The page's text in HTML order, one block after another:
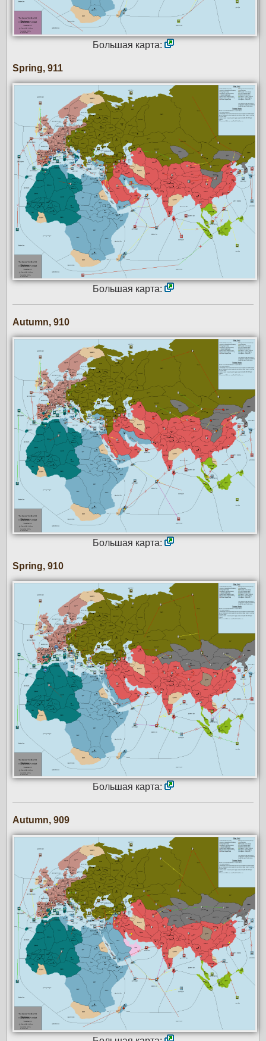
Большая карта:
Spring, 911
Большая карта:
Autumn, 910
Большая карта:
Spring, 910
Большая карта:
Autumn, 909